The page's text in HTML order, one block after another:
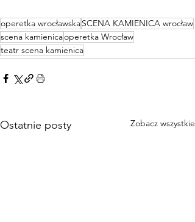
operetka wrocławskaSCENA KAMIENICA wrocław
scena kamienicaoperetka Wrocław
teatr scena kamienica
Ostatnie posty Zobacz wszystkie